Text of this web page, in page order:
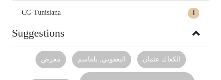
1
CG-Tunisiana
Suggestions
معرض اليعقوبي, بلقاسم الكعاك عثمان